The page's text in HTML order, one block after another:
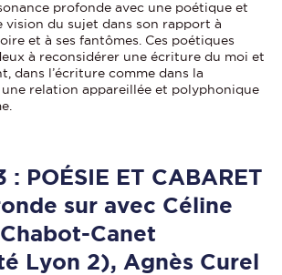
profonde avec une poétique et
vision du sujet dans son rapport à
et à ses fantômes. Ces poétiques
à reconsidérer une écriture du moi et
dans l’écriture comme dans la
relation appareillée et polyphonique
: POÉSIE ET CABARET
sur avec Céline
Chabot-Canet
Lyon 2), Agnès Curel